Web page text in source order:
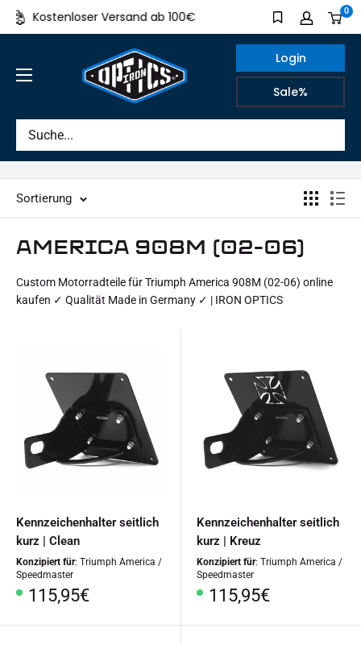
Direkt
zum
Kostenloser Versand ab 100€ Made in 0
IRON
Login
Sale%
Sortierung
AMERICA 908M (02-06)
Custom Motorradteile für Triumph America 908M (02-06) online
kaufen ✓ Qualität Made in Germany ✓ | IRON OPTICS
Kennzeichenhalter seitlich
kurz | Clean
Konzipiert für: Triumph America /
Speedmaster
Sonderpreis
115,95€
Kennzeichenhalter seitlich
kurz | Kreuz
Konzipiert für: Triumph America /
Speedmaster
Sonderpreis
115,95€